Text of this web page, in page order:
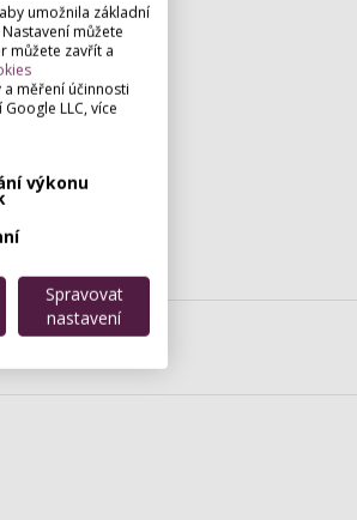
umožnila základní
můžete
můžete zavřít a
měření účinnosti
LLC, více
výkonu
Spravovat
nastavení